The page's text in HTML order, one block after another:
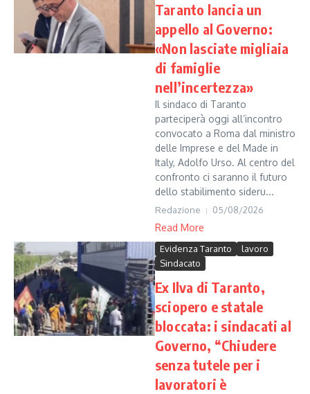
Taranto lancia un
appello al Governo:
«Non lasciate migliaia
di famiglie
nell’incertezza»
Il sindaco di Taranto
parteciperà oggi all’incontro
convocato a Roma dal ministro
delle Imprese e del Made in
Italy, Adolfo Urso. Al centro del
confronto ci saranno il futuro
dello stabilimento sideru...
Redazione 05/08/2026
Read More
Evidenza Taranto
lavoro
Sindacato
Ex Ilva di Taranto,
sciopero e statale
bloccata: i sindacati al
Governo, “Chiudere
senza tutele per i
lavoratori è